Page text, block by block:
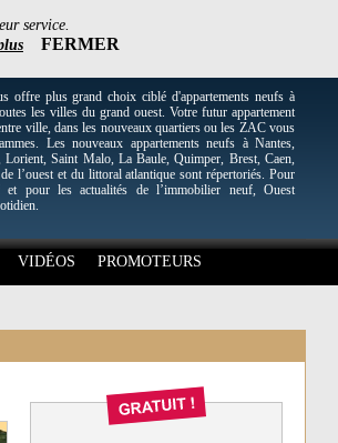
service.
FERMER
plus grand choix ciblé d'appartements neufs à
les villes du grand ouest. Votre futur appartement
ville, dans les nouveaux quartiers ou les ZAC vous
Les nouveaux appartements neufs à Nantes,
Lorient, Saint Malo, La Baule, Quimper, Brest, Caen,
l’ouest et du littoral atlantique sont répertoriés. Pour
et pour les actualités de l’immobilier neuf, Ouest
VIDÉOS PROMOTEURS